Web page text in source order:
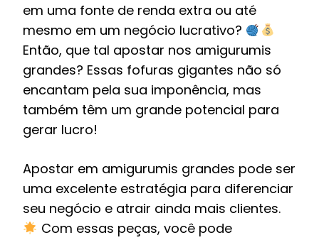
em uma fonte de renda extra ou até
mesmo em um negócio lucrativo?
Então, que tal apostar nos amigurumis
grandes? Essas fofuras gigantes não só
encantam pela sua imponência, mas
também têm um grande potencial para
gerar lucro!
Apostar em amigurumis grandes pode ser
uma excelente estratégia para diferenciar
seu negócio e atrair ainda mais clientes.
Com essas peças, você pode